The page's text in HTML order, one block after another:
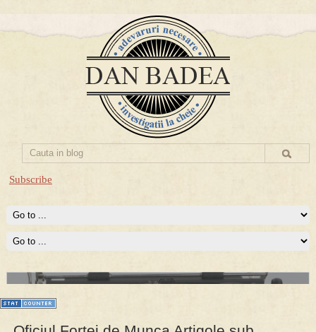
Subscribe
Prima mea carte publicata (Nemira)
Averea Presedintelui: prima lucrare despre controversatele
conturi secrete ale Securitatii.